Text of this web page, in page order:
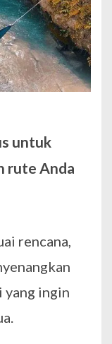
untuk
rute Anda
rencana,
yang ingin